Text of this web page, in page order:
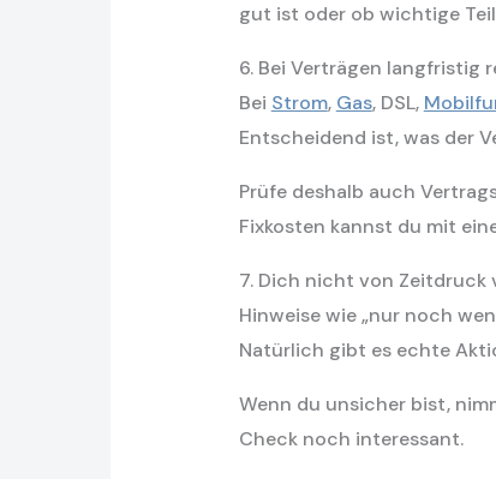
gut ist oder ob wichtige
6. Bei Verträgen langfristig
Bei Strom, Gas, DSL,
Entscheidend ist, was der
Prüfe deshalb auch
Fixkosten kannst du mit
7. Dich nicht von Zeitdruck
Hinweise wie „nur noch
Natürlich gibt es echte
Wenn du unsicher bist,
Check noch interessant.